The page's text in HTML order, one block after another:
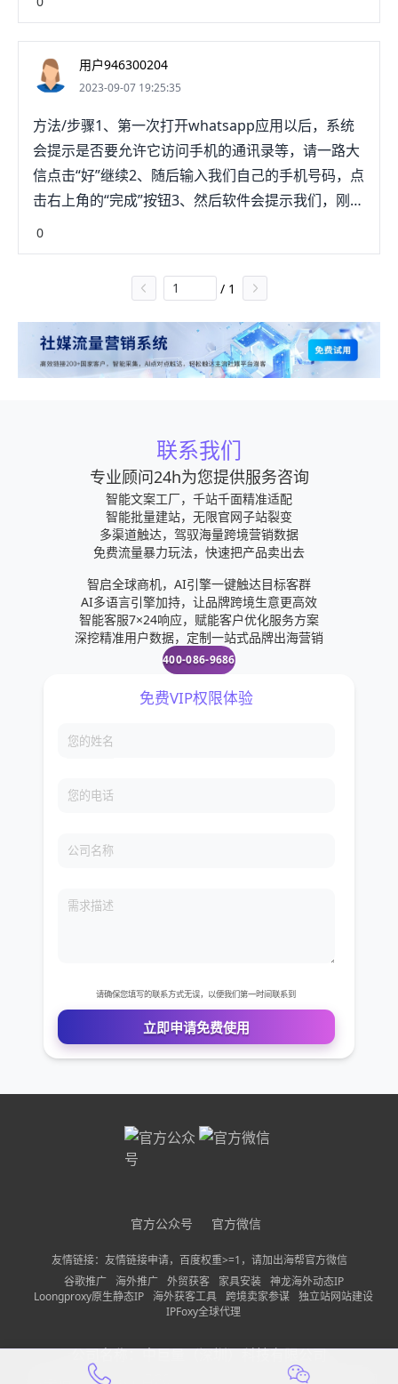
息，点击给我打电话。WhatsApp会自动给你打来电
话，通过语音告诉你6位数的验证码。7、写下6位数
验证码。你将用这6位数字进行手机号验证。8、在
WhatsApp里输入验证码。输入6位数代码后，
人资料1、点击添加照片。手机屏幕左上角的圆圈就
代表你的个人头像。点击圆圈后，你可以拍照或者从
手机相册里选择照片了。2、点击你的姓名文本框。
在这里输入的用户名将在你给朋友发送短消息时显示
在他们的手机上。3、输入用户名。4、点击使用
Facebook信息。这个按键会将你的姓名和个人资料
图片从关联的Facebook账号中导入到WhatsAPP
有设置均已完成，你可以使用WhatsApp了。小提示
如果你想在不使用电话号码的前提下创建WhatsApp
用户946300204
2023-09-07 19:25:35
方法/步骤1、第一次打开whatsapp应用以后，系统
会提示是否要允许它访问手机的通讯录等，请一路大
信点击“好”继续2、随后输入我们自己的手机号码，点
击右上角的“完成”按钮3、然后软件会提示我们，刚刚
输入的手机号是否正确。如果没有错的话，点击“是”
继续4、接下来会向我们的手机一条短信密码，输入
短信内容中的密码就可以了。随后等待软件验老局证
手机号号密码，完成之后进入欢迎界面，点击“继续”
按钮5、然后就成功注册并登录了whatsapp了，点击
自己的头像可以上传自己滚含轮的头像
0
/ 1
联系我们
专业顾问24h为您提供服务咨询
智能文案工厂，千站千面精准适配
智能批量建站，无限官网子站裂变
多渠道触达，驾驭海量跨境营销数据
免费流量暴力玩法，快速把产品卖出去
智启全球商机，AI引擎一键触达目标客群
AI多语言引擎加持，让品牌跨境生意更高效
智能客服7×24响应，赋能客户优化服务方案
深挖精准用户数据，定制一站式品牌出海营销
400-086-9686
您的姓名
请确保您填写的联系方式无误，以便我们第一时间联系到
官方公众号 官方微信
友情链接：友情链接申请，百度权重>=1，请加出海帮官方微信
谷歌推广
海外推广 外贸获客 家具安装
神龙海外动态IP
Loongproxy原生静态IP 海外获客工具 跨境卖家参谋 独立站网站建设
IPFoxy全球代理
公司名称：中巨量（深圳）科技有限公司
备案信息：粤ICP备2022150197号-13 隐私政策